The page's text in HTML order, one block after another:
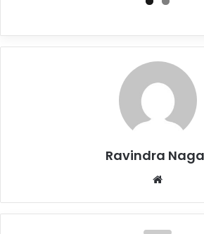
Ravindra
Website